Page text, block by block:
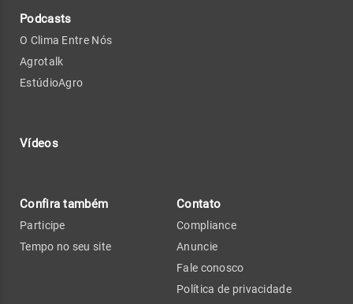
Podcasts
O Clima Entre Nós
Agrotalk
EstúdioAgro
Vídeos
Confira também
Participe
Tempo no seu site
Contato
Compliance
Anuncie
Fale conosco
Política de privacidade